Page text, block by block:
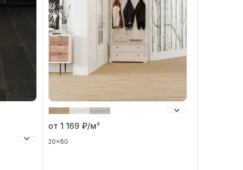
от 1 169 ₽/м²
20x60